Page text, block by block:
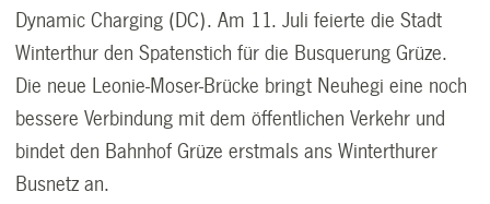
Dynamic Charging (DC). Am 11. Juli feierte die Stadt
Winterthur den Spatenstich für die Busquerung Grüze.
Die neue Leonie-Moser-Brücke bringt Neuhegi eine noch
bessere Verbindung mit dem öffentlichen Verkehr und
bindet den Bahnhof Grüze erstmals ans Winterthurer
Busnetz an.